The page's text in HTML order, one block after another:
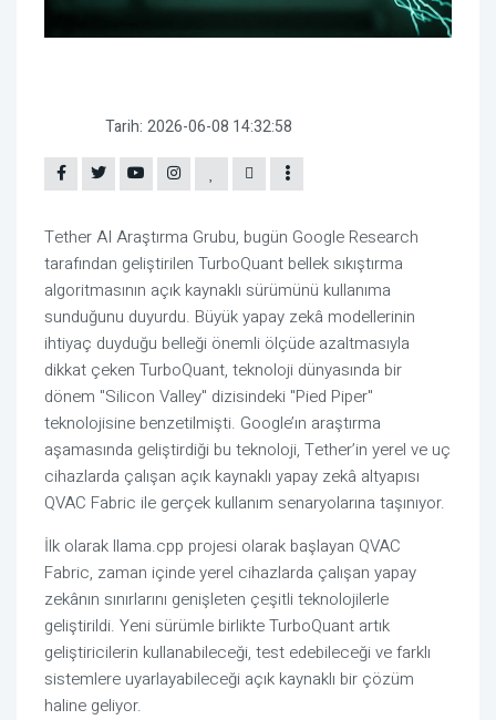
Tarih: 2026-06-08 14:32:58
Tether AI Araştırma Grubu, bugün Google Research
tarafından geliştirilen TurboQuant bellek sıkıştırma
algoritmasının açık kaynaklı sürümünü kullanıma
sunduğunu duyurdu. Büyük yapay zekâ modellerinin
ihtiyaç duyduğu belleği önemli ölçüde azaltmasıyla
dikkat çeken TurboQuant, teknoloji dünyasında bir
dönem "Silicon Valley" dizisindeki "Pied Piper"
teknolojisine benzetilmişti. Google’ın araştırma
aşamasında geliştirdiği bu teknoloji, Tether’in yerel ve uç
cihazlarda çalışan açık kaynaklı yapay zekâ altyapısı
QVAC Fabric ile gerçek kullanım senaryolarına taşınıyor.
İlk olarak llama.cpp projesi olarak başlayan QVAC
Fabric, zaman içinde yerel cihazlarda çalışan yapay
zekânın sınırlarını genişleten çeşitli teknolojilerle
geliştirildi. Yeni sürümle birlikte TurboQuant artık
geliştiricilerin kullanabileceği, test edebileceği ve farklı
sistemlere uyarlayabileceği açık kaynaklı bir çözüm
haline geliyor.